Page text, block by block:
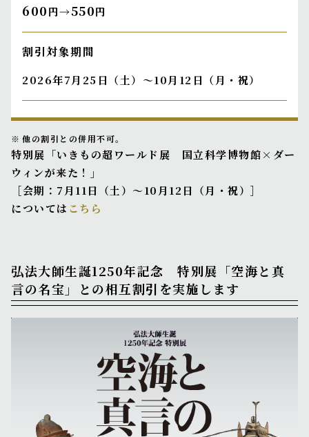
600円→550円
割引対象期間
2026年7月25日（土）～10月12日（月・祝）
他の割引との併用不可。
特別展「いきもの超ワールド展 国立科学博物館×ダー
ウィンが来た！」
［会期：7月11日（土）～10月12日（月・祝）］
については こちら
弘法大師生誕1250年記念 特別展「空海と真
言の名宝」との相互割引を実施します